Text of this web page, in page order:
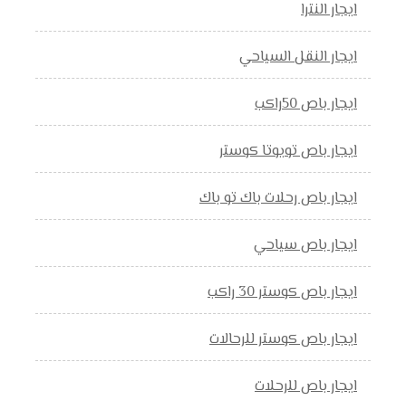
ايجار النترا
ايجار النقل السياحي
ايجار باص 50راكب
ايجار باص تويوتا كوستر
ايجار باص رحلات باك تو باك
ايجار باص سياحي
ايجار باص كوستر 30 راكب
ايجار باص كوستر للرحالات
ايجار باص للرحلات